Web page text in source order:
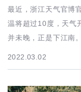
最近，浙江天气官博
温将超过10度，天气
并未晚，正是下江南。
2022.03.02